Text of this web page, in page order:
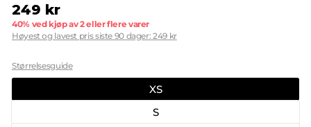
249 kr
Opprinnelig
pris
40% ved kjøp av 2 eller flere varer
Høyest og lavest pris siste 90 dager: 249 kr
Størrelse
Størrelsesguide
XS
S